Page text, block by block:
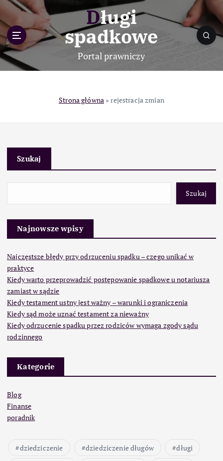
p
o
c
Długi
spadkowe
Portal prawniczy
Strona główna »rejestracja zmian
Szukaj
Szukaj
Najnowsze wpisy
Najczęstsze błędy przy odrzuceniu spadku – czego unikać w
praktyce
Kiedy warto przeprowadzić postępowanie spadkowe u notariusza
zamiast w sądzie
Kiedy testament ustny jest ważny – warunki i ograniczenia
Kiedy sąd może uznać testament za nieważny
Kiedy odrzucenie spadku przez rodziców wymaga zgody sądu
rodzinnego
Kategorie
Blog
Finanse
poradnik
dziedziczenie dziedziczenie długów
długi